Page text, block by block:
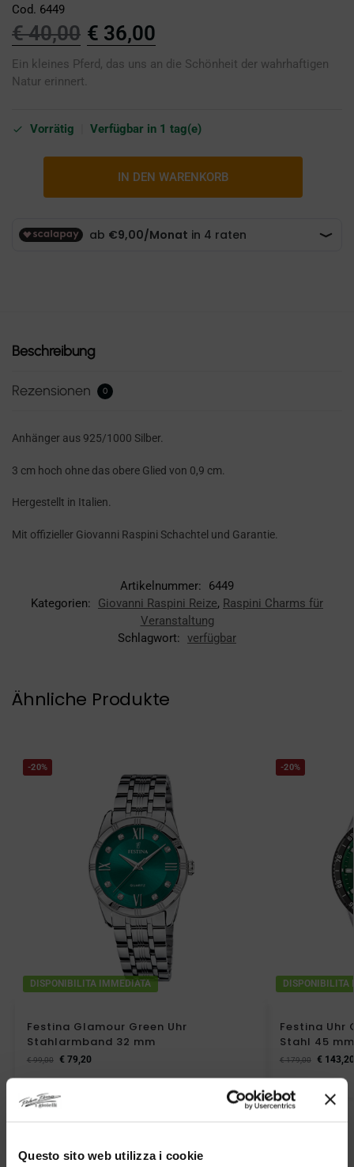
Questo sito web utilizza i cookie
Cod. 6449
€40,00 € 36,00
Ein kleines Pferd, das uns an die Schönheit der wahrhaftigen
Natur erinnert.
Vorrätig Verfügbar in 1 tag(e)
IN DEN WARENKORB
Beschreibung
Rezensionen 0
Anhänger aus 925/1000 Silber.
3 cm hoch ohne das obere Glied von 0,9 cm.
Hergestellt in Italien.
Mit offizieller Giovanni Raspini Schachtel und Garantie.
Artikelnummer:
6449
Kategorien:
Giovanni Raspini Reize, Raspini Charms für
Veranstaltung
Schlagwort: verfügbar
Ähnliche Produkte
-20%
DISPONIBILITA IMMEDIATA
Festina Glamour Green Uhr
Stahlarmband 32 mm
€99,00 € 79,20
-20%
DISPONIBILITA
Festina Uhr
Stahl 45 mm
€179,00 € 143,20